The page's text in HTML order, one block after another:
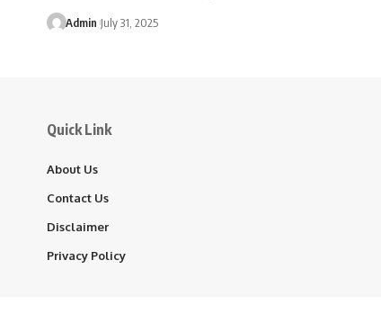
Admin July 31, 2025
Quick Link
About Us
Contact Us
Disclaimer
Privacy Policy